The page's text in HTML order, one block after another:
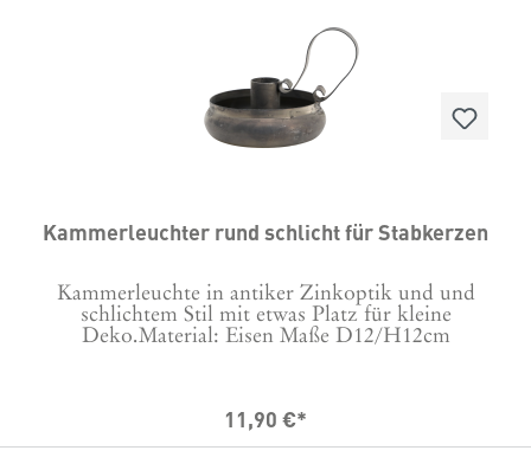
Kammerleuchter rund schlicht für Stabkerzen
Kammerleuchte in antiker Zinkoptik und und
schlichtem Stil mit etwas Platz für kleine
Deko.Material: Eisen Maße D12/H12cm
11,90 €*